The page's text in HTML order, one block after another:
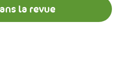
la revue